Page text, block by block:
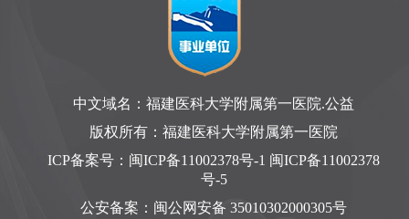
中文域名：福建医科大学附属第一医院.公益
版权所有：福建医科大学附属第一医院
ICP备案号： 闽ICP备11002378号-1 闽ICP备11002378
号-5
公安备案： 闽公网安备 35010302000305号